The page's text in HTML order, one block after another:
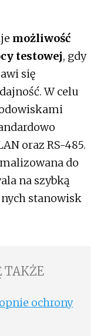
możliwość
testowej, gdy
się
W celu
oraz RS-485.
do
na szybką
stanowisk
TAKŻE